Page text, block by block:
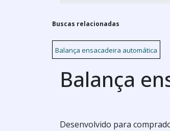
Buscas relacionadas
Balança ensacadeira automática
Balança
Desenvolvido para